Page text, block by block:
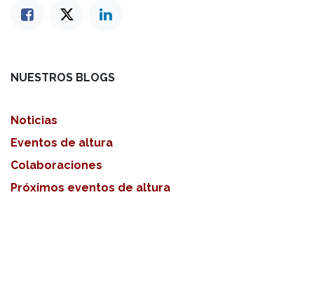
NUESTROS BLOGS
Noticias
Eventos de altura
Colaboraciones
Próximos eventos de altura